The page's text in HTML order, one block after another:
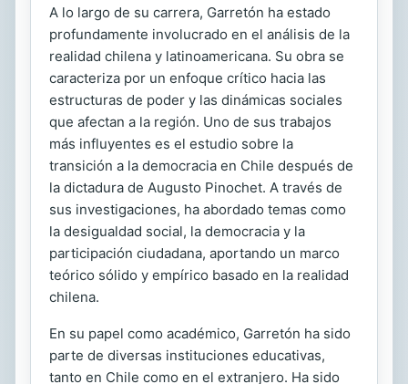
A lo largo de su carrera, Garretón ha estado
profundamente involucrado en el análisis de la
realidad chilena y latinoamericana. Su obra se
caracteriza por un enfoque crítico hacia las
estructuras de poder y las dinámicas sociales
que afectan a la región. Uno de sus trabajos
más influyentes es el estudio sobre la
transición a la democracia en Chile después de
la dictadura de Augusto Pinochet. A través de
sus investigaciones, ha abordado temas como
la desigualdad social, la democracia y la
participación ciudadana, aportando un marco
teórico sólido y empírico basado en la realidad
chilena.
En su papel como académico, Garretón ha sido
parte de diversas instituciones educativas,
tanto en Chile como en el extranjero. Ha sido